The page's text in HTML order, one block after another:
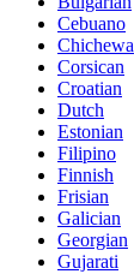
Cebuano
Chichewa
Corsican
Croatian
Dutch
Estonian
Filipino
Finnish
Frisian
Galician
Georgian
Gujarati